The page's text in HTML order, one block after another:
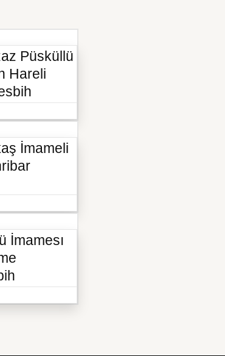
Püsküllü
Hareli
İmameli
İmamesı